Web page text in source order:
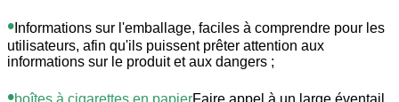
• Informations sur l'emballage, faciles à comprendre pour les
utilisateurs, afin qu'ils puissent prêter attention aux
informations sur le produit et aux dangers ;
•